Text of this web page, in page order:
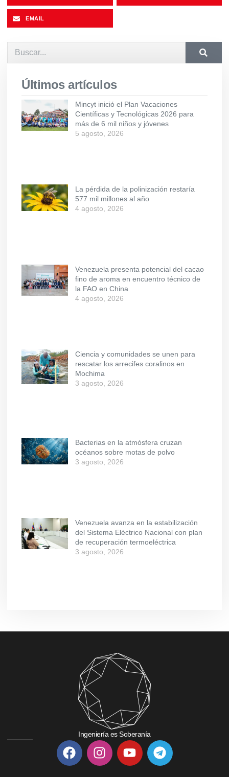
EMAIL
Últimos artículos
Mincyt inició el Plan Vacaciones
Científicas y Tecnológicas 2026 para
más de 6 mil niños y jóvenes
5 agosto, 2026
La pérdida de la polinización restaría
577 mil millones al año
4 agosto, 2026
Venezuela presenta potencial del cacao
fino de aroma en encuentro técnico de
la FAO en China
4 agosto, 2026
Ciencia y comunidades se unen para
rescatar los arrecifes coralinos en
Mochima
3 agosto, 2026
Bacterias en la atmósfera cruzan
océanos sobre motas de polvo
3 agosto, 2026
Venezuela avanza en la estabilización
del Sistema Eléctrico Nacional con plan
de recuperación termoeléctrica
3 agosto, 2026
Ingeniería es Soberanía